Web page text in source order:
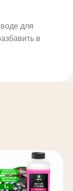
для
в